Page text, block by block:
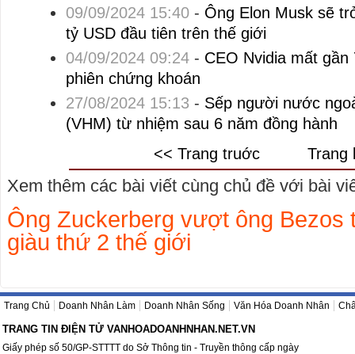
09/09/2024 15:40- Ông Elon Musk sẽ
tỷ USD đầu tiên trên thế giới
04/09/2024 09:24- CEO Nvidia mất
phiên chứng khoán
27/08/2024 15:13 - Sếp người nước
(VHM) từ nhiệm sau 6 năm đồng hành
<< Trang truớc
Trang
Xem thêm các bài viết cùng chủ đề với bài
Ông Zuckerberg vượt ông Bezos
giàu thứ 2 thế giới
Trang Chủ Doanh Nhân Làm Doanh Nhân Sống Văn Hóa Doanh Nhân
TRANG TIN ĐIỆN TỬ VANHOADOANHNHAN.NET.VN
Giấy phép số 50/GP-STTTT do Sở Thông tin - Truyền thông cấp ngày